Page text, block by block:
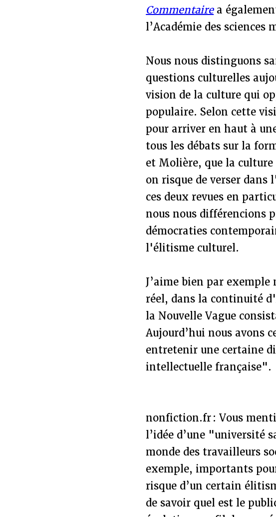
Commentairea
l’Académie des sciences
Nous nous distinguons
questions culturelles
vision de la culture qui
populaire. Selon cette
pour arriver en haut à
tous les débats sur la
et Molière, que la culture
on risque de verser dans
ces deux revues en
nous nous différencions
démocraties
l'élitisme culturel.
J’aime bien par
réel, dans la continuité
la Nouvelle Vague
Aujourd’hui nous avons
entretenir une certaine
intellectuelle française".
nonfiction.fr : Vous
l’idée d’une "université
monde des travailleurs
exemple, importants
risque d’un certain
de savoir quel est le